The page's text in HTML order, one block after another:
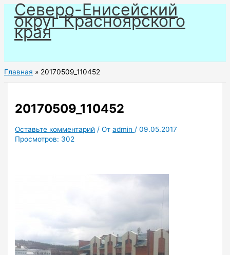
Перейти
содержимому
Северо-Енисейский
округ Красноярского
края
Главная 20170509_110452
20170509_110452
Оставьте комментарий / Отadmin /09.05.2017
Просмотров: 302